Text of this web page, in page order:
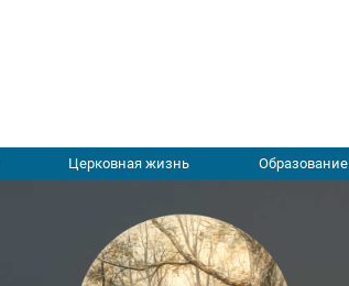
Церковная жизнь Образование